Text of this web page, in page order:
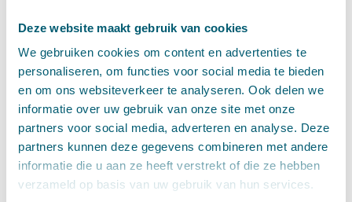
Deze website maakt gebruik van cookies
We gebruiken cookies om content en advertenties te
personaliseren, om functies voor social media te bieden
en om ons websiteverkeer te analyseren. Ook delen we
informatie over uw gebruik van onze site met onze
partners voor social media, adverteren en analyse. Deze
partners kunnen deze gegevens combineren met andere
informatie die u aan ze heeft verstrekt of die ze hebben
verzameld op basis van uw gebruik van hun services.
planologische verandering die een vrees voor
verslechtering kan zijn die kan leiden tot een recht op een
tegemoetkoming. In de aangehaalde uitspraken ging het om
de komst van een hoogspanningslijn. Of de vrees voor
gezondheidsschade gegrond was, kon worden beoordeeld
middels een onderzoek naar de stralingsbelasting van de
hoogspanningslijn. Een vergelijking tussen deze twee
uitspraken geeft weer dat de Afdeling waarde lijkt te hechten
aan de vraag of subjectieve gevoelens objectief kunnen